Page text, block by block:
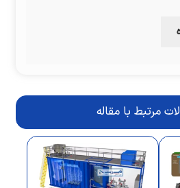
مرتبط با مقاله